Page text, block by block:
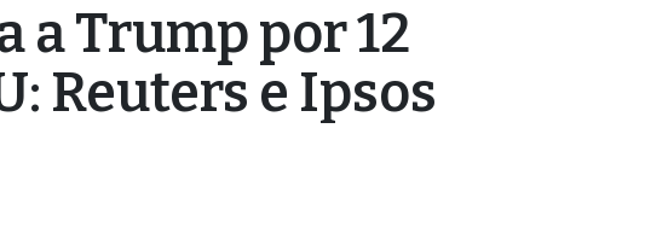
a Trump por 12
Reuters e Ipsos